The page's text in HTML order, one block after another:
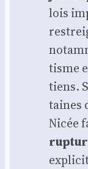
lois
tisme
tiens.
taines
Nicée